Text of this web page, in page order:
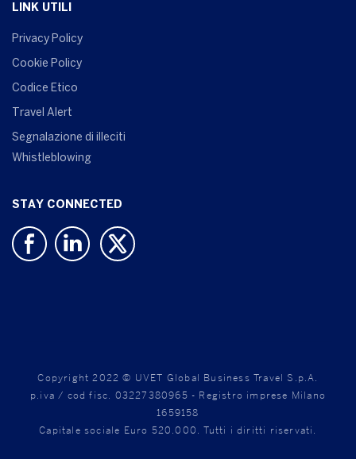
LINK UTILI
Privacy Policy
Cookie Policy
Codice Etico
Travel Alert
Segnalazione di illeciti
Whistleblowing
STAY CONNECTED
Copyright 2022 © UVET Global Business Travel S.p.A.
p.iva / cod fisc. 03227380965 - Registro imprese Milano
1659158
Capitale sociale Euro 520.000. Tutti i diritti riservati.